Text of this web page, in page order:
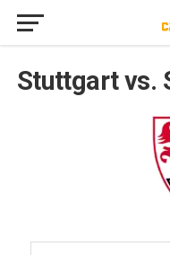
Stuttgart vs.